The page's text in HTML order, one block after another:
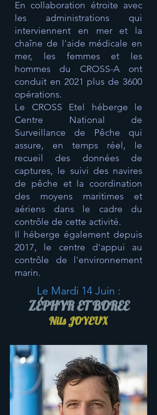
En collaboration étroite avec
les administrations qui
interviennent en mer et la
chaîne de l'aide médicale en
mer, les femmes et les
hommes du CROSS-A ont
conduit en 2021 plus de 3600
opérations.
Le CROSS Etel héberge le
Centre National de
Surveillance de Pêche qui
assure, en temps réel, le
recueil des données de
captures, le suivi des navires
de pêche et la coordination
des moyens maritimes et
aériens dans le cadre du
contrôle de cette activité.
Il héberge également depuis
2017, le centre d'appui au
contrôle de l'environnement
marin.
Le Mardi 14 Juin :
ZÉPHYR ET BOREE
Nils JOYEUX